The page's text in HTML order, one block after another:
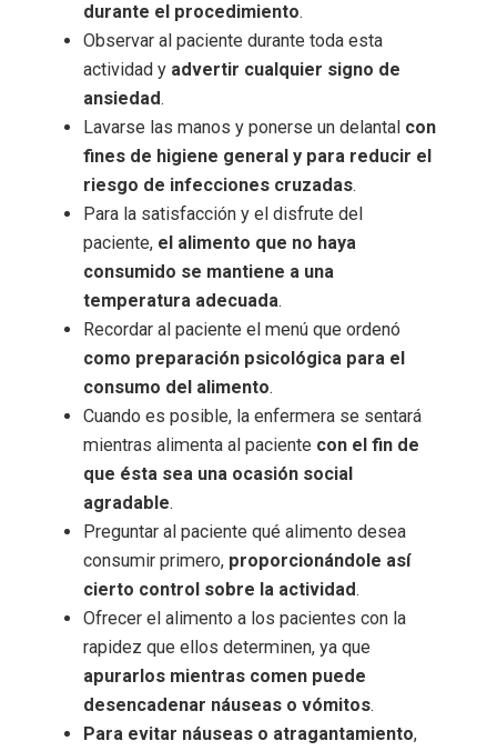
durante el procedimiento.
Observar al paciente durante toda esta
actividad y advertir cualquier signo de
ansiedad.
Lavarse las manos y ponerse un delantal con
fines de higiene general y para reducir el
riesgo de infecciones cruzadas.
Para la satisfacción y el disfrute del
paciente, el alimento que no haya
consumido se mantiene a una
temperatura adecuada.
Recordar al paciente el menú que ordenó
como preparación psicológica para el
consumo del alimento.
Cuando es posible, la enfermera se sentará
mientras alimenta al paciente con el fin de
que ésta sea una ocasión social
agradable.
Preguntar al paciente qué alimento desea
consumir primero, proporcionándole así
cierto control sobre la actividad.
Ofrecer el alimento a los pacientes con la
rapidez que ellos determinen, ya que
apurarlos mientras comen puede
desencadenar náuseas o vómitos.
Para evitar náuseas o atragantamiento,